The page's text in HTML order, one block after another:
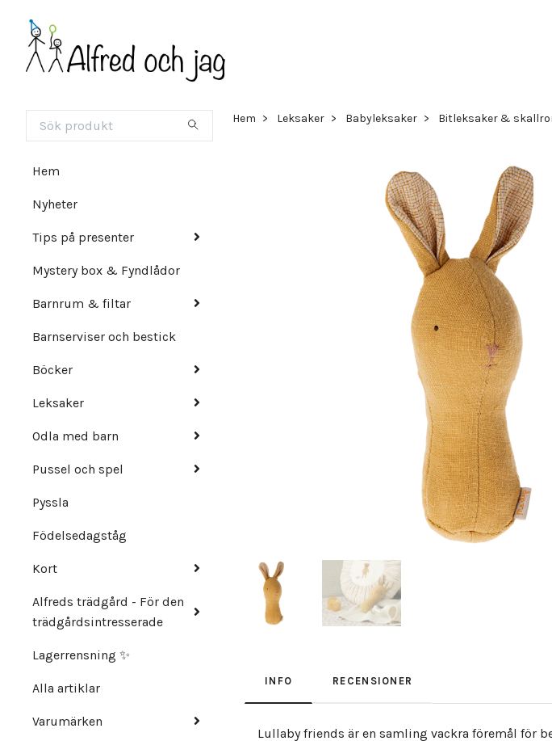
Hem
Nyheter
Tips på presenter
Mystery box & Fyndlådor
Barnrum & filtar
Barnserviser och bestick
Böcker
Leksaker
Odla med barn
Pussel och spel
Pyssla
Födelsedagståg
Kort
Alfreds trädgård - För den
trädgårdsintresserade
Lagerrensning ✨
Alla artiklar
Varumärken
Hem Leksaker Babyleksaker Bitleksaker &
INFO RECENSIONER
Lullaby friends är en samling vackra föremål för